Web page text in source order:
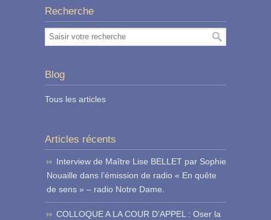
Recherche
Blog
Tous les articles
Articles récents
Interview de Maître Lise BELLET par Sophie
Nouaille dans l’émission de radio « En quête
de sens » – radio Notre Dame.
COLLOQUE A LA COUR D’APPEL : Oser la